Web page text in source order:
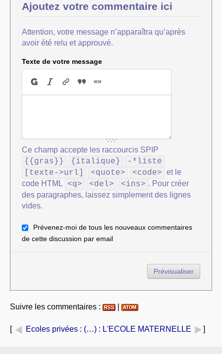
Ajoutez votre commentaire ici
Attention, votre message n’apparaîtra qu’après
avoir été relu et approuvé.
Texte de votre message
Ce champ accepte les raccourcis SPIP
{{gras}} {italique}
-*liste
[texte->url]
<quote> <code> et le
code HTML
<q> <del> <ins> . Pour créer
des paragraphes, laissez simplement des lignes
vides.
Prévenez-moi de tous les nouveaux commentaires
de cette discussion par email
Suivre les commentaires :
[ Ecoles privées : (…) : L'ECOLE MATERNELLE ]